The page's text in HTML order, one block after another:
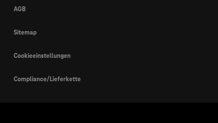
AGB
Sitemap
Cookieeinstellungen
Compliance/Lieferkette